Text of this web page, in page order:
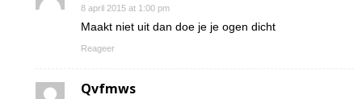
8 april 2015 at 1:00 pm
Maakt niet uit dan doe je je ogen dicht
Reageer
Qvfmws